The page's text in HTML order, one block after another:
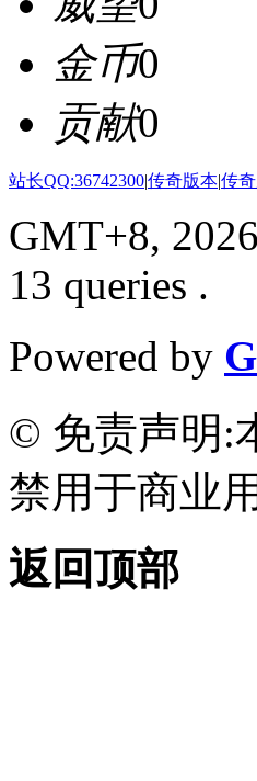
金币0
贡献0
站长QQ:36742300|传奇版本|传
GMT+8,
13 queries .
Powered by
© 免责声明:
禁用于商业
返回顶部